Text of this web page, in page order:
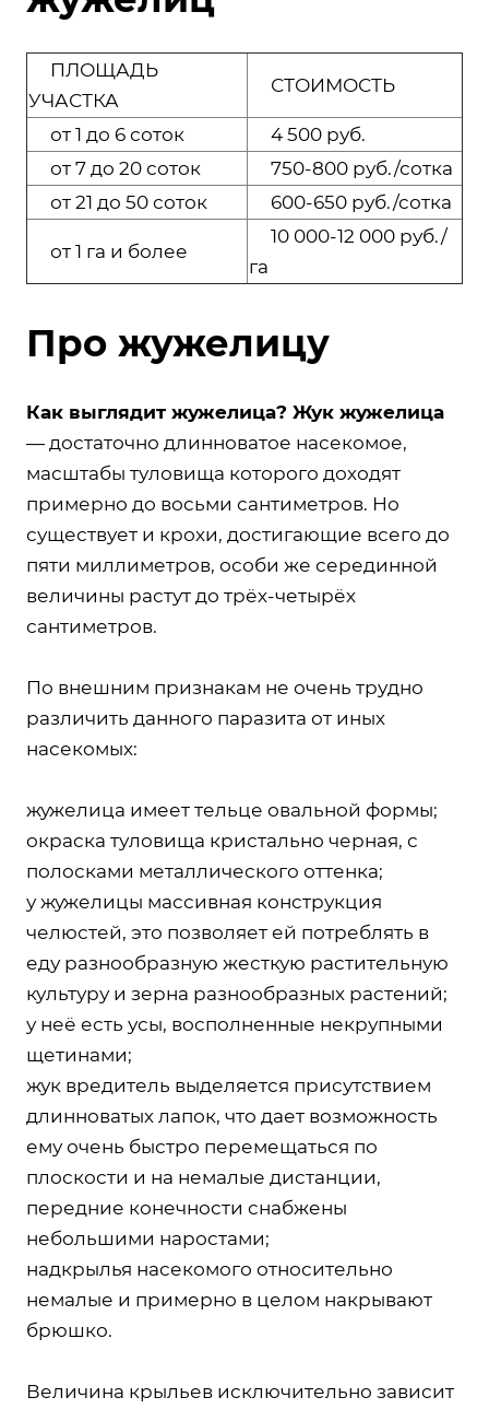
ПЛОЩАДЬ
УЧАСТКА
СТОИМОСТЬ
от 1 до 6 соток
4 500 руб.
от 7 до 20 соток
750-800 руб./сотка
от 21 до 50 соток
600-650 руб./сотка
от 1 га и более
10 000-12 000 руб./
га
Про жужелицу
Как выглядит жужелица? Жук жужелица
— достаточно длинноватое насекомое,
масштабы туловища которого доходят
примерно до восьми сантиметров. Но
существует и крохи, достигающие всего до
пяти миллиметров, особи же серединной
величины растут до трёх-четырёх
сантиметров.
По внешним признакам не очень трудно
различить данного паразита от иных
насекомых:
жужелица имеет тельце овальной формы;
окраска туловища кристально черная, с
полосками металлического оттенка;
у жужелицы массивная конструкция
челюстей, это позволяет ей потреблять в
еду разнообразную жесткую растительную
культуру и зерна разнообразных растений;
у неё есть усы, восполненные некрупными
щетинами;
жук вредитель выделяется присутствием
длинноватых лапок, что дает возможность
ему очень быстро перемещаться по
плоскости и на немалые дистанции,
передние конечности снабжены
небольшими наростами;
надкрылья насекомого относительно
немалые и примерно в целом накрывают
брюшко.
Величина крыльев исключительно зависит